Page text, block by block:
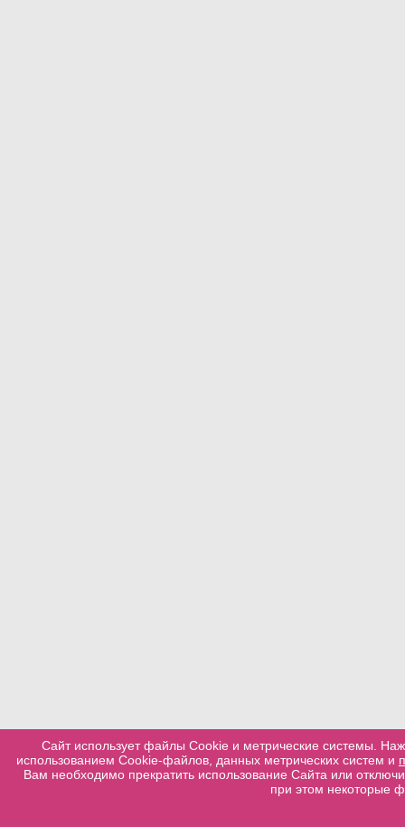
Сайт использует файлы Cookie и метрические системы.
использованием Cookie-файлов, данных метрических систем и
Вам необходимо прекратить использование Сайта или
при этом некоторые